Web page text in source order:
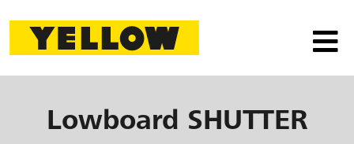
Lowboard SHUTTER